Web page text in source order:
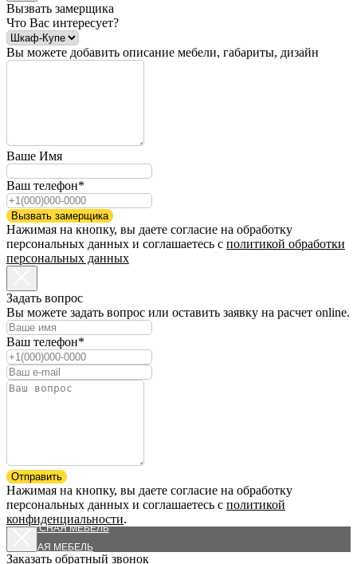
ГАРДЕРОБНЫЕ
КУХНИ
МЕЖКОМНАТНЫЕ ПЕРЕГОРОДКИ
КОРПУСНАЯ МЕБЕЛЬ
ДЕТСКАЯ МЕБЕЛЬ
Вызвать замерщика
Что Вас интересует?
Вы можете добавить описание мебели, габариты, дизайн
Ваше Имя
Ваш телефон*
Вызвать замерщика
Нажимая на кнопку, вы даете согласие на обработку
персональных данных и соглашаетесь c политикой обработки
персональных данных
Задать вопрос
Вы можете задать вопрос или оставить заявку на расчет online.
Ваш телефон*
Отправить
Нажимая на кнопку, вы даете согласие на обработку
персональных данных и соглашаетесь c политикой
конфиденциальности.
Заказать обратный звонок